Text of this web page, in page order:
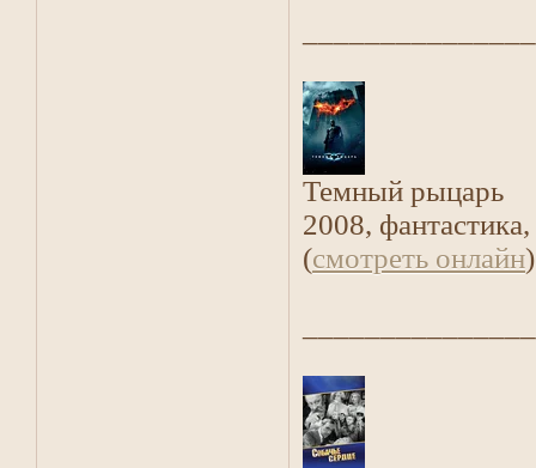
Темный рыцарь
2008,
(смотреть онлайн)